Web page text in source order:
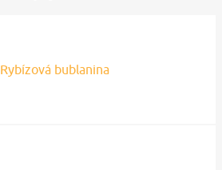
Rybízová bublanina